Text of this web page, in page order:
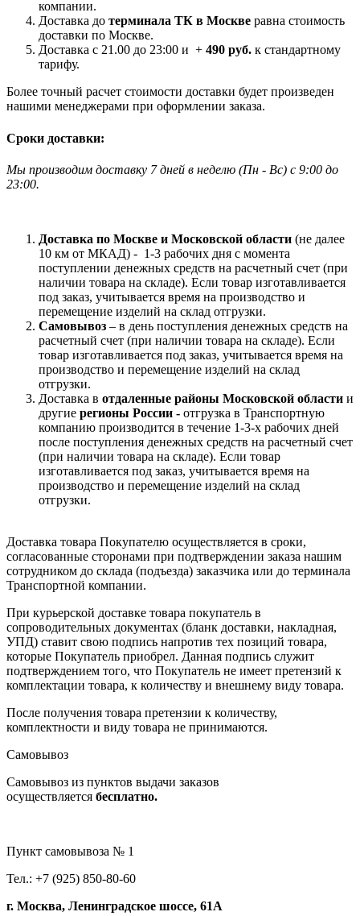
компании.
Доставка до терминала ТК в Москве равна стоимость
доставки по Москве.
Доставка с 21.00 до 23:00 и + 490 руб. к стандартному
тарифу.
Более точный расчет стоимости доставки будет произведен
нашими менеджерами при оформлении заказа.
Сроки доставки:
Мы производим доставку 7 дней в неделю (Пн - Вс) с 9:00 до
23:00.
Доставка по Москве и Московской области (не далее
10 км от МКАД) - 1-3 рабочих дня с момента
поступлении денежных средств на расчетный счет (при
наличии товара на складе). Если товар изготавливается
под заказ, учитывается время на производство и
перемещение изделий на склад отгрузки.
Самовывоз – в день поступления денежных средств на
расчетный счет (при наличии товара на складе). Если
товар изготавливается под заказ, учитывается время на
производство и перемещение изделий на склад
отгрузки.
Доставка в отдаленные районы Московской области и
другие регионы России - отгрузка в Транспортную
компанию производится в течение 1-3-х рабочих дней
после поступления денежных средств на расчетный счет
(при наличии товара на складе). Если товар
изготавливается под заказ, учитывается время на
производство и перемещение изделий на склад
отгрузки.
Доставка товара Покупателю осуществляется в сроки,
согласованные сторонами при подтверждении заказа нашим
сотрудником до склада (подъезда) заказчика или до терминала
Транспортной компании.
При курьерской доставке товара покупатель в
сопроводительных документах (бланк доставки, накладная,
УПД) ставит свою подпись напротив тех позиций товара,
которые Покупатель приобрел. Данная подпись служит
подтверждением того, что Покупатель не имеет претензий к
комплектации товара, к количеству и внешнему виду товара.
После получения товара претензии к количеству,
комплектности и виду товара не принимаются.
Самовывоз
Самовывоз из пунктов выдачи заказов
осуществляется бесплатно.
Пункт самовывоза № 1
Тел.: +7 (925) 850-80-60
г. Москва, Ленинградское шоссе, 61А